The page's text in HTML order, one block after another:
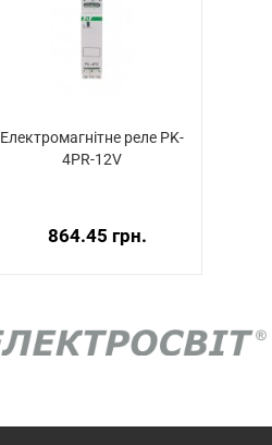
Електромагнітне реле PK-
4PR-12V
864.45 грн.